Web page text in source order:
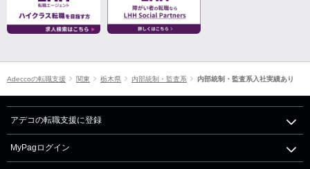
Adeccoの転職支援 関東 栃木県 内部統制・監査系 内部統制・監査系入社実績あり
アデコの転職支援に登録
MyPagログイン